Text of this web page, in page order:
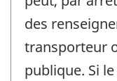
des
transporteur
publique. Si